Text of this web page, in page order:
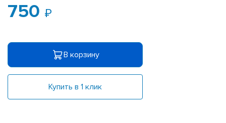
750
В корзину
Купить в 1 клик